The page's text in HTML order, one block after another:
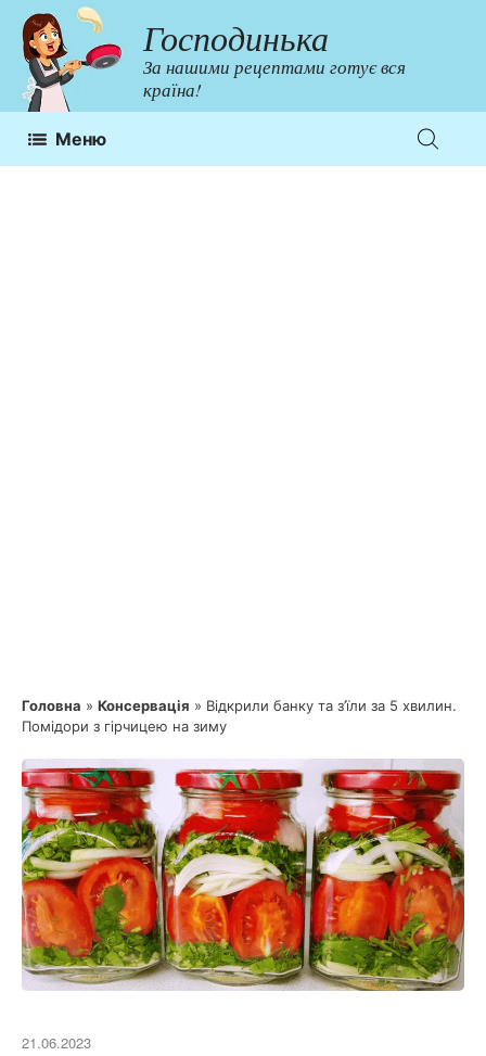
Перейти
до
контенту
Господинька
За нашими рецептами готує вся
країна!
Меню
Головна » Консервація » Відкрили банку та з’їли за 5 хвилин.
Помідори з гірчицею на зиму
21.06.2023